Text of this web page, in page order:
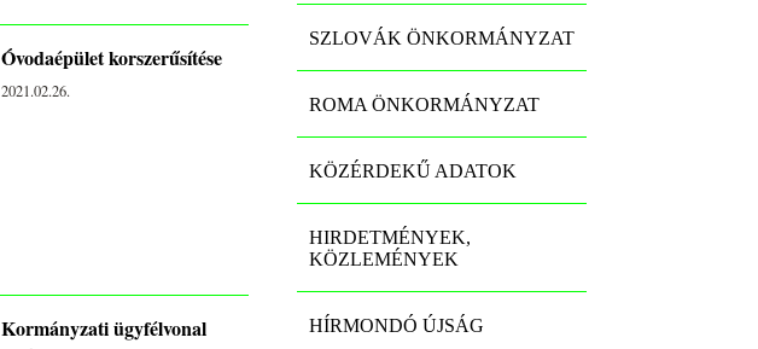
Óvodaépület korszerűsítése
2021.02.26.
Kormányzati ügyfélvonal
SZLOVÁK ÖNKORMÁNYZAT
ROMA ÖNKORMÁNYZAT
KÖZÉRDEKŰ ADATOK
HIRDETMÉNYEK,
KÖZLEMÉNYEK
HÍRMONDÓ ÚJSÁG